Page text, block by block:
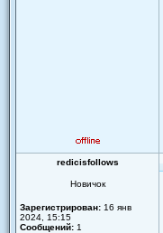
redicisfollows
Новичок
Зарегистрирован: 16 янв
2024, 15:15
Сообщений: 1